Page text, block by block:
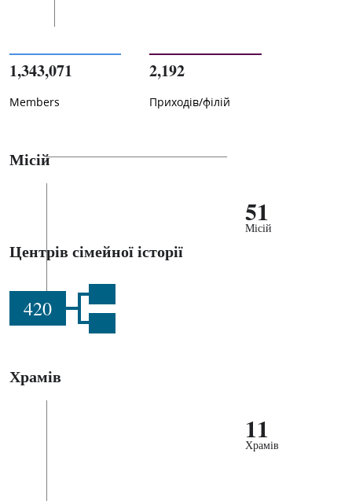
1,343,071
Members
2,192
Приходів/філій
Місій
51
Місій
Центрів сімейної історії
420
Храмів
11
Храмів